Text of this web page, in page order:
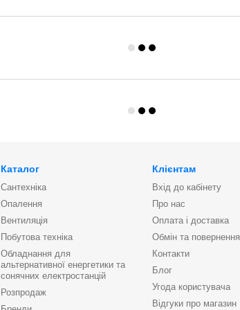
Каталог
Сантехніка
Опалення
Вентиляція
Побутова техніка
Обладнання для
альтернативної енергетики та
сонячних електростанцій
Розпродаж
Клієнтам
Вхід до кабінету
Про нас
Оплата і доставка
Обмін та повернення
Контакти
Блог
Угода користувача
Відгуки про магазин